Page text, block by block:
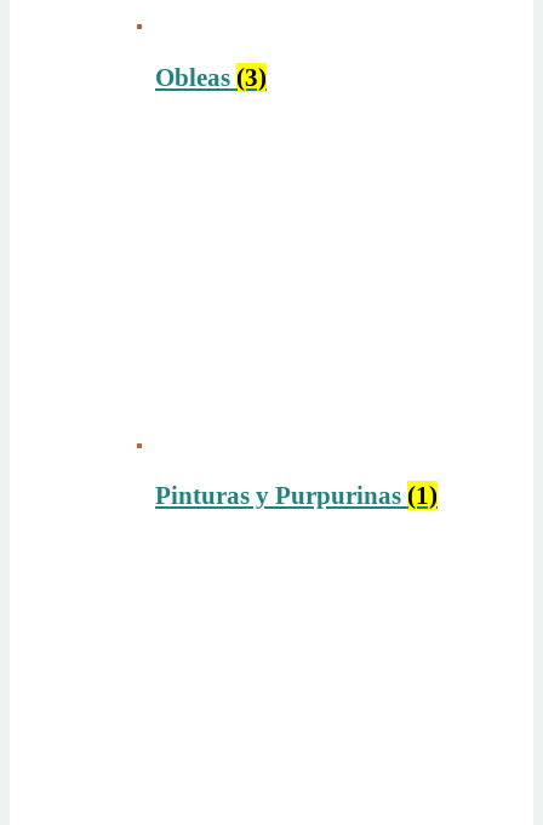
Obleas (3)
Pinturas y Purpurinas (1)